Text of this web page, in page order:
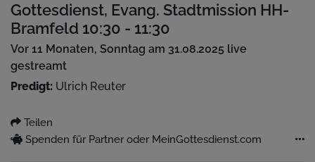
Gottesdienst, Evang. Stadtmission HH-
Bramfeld 10:30 - 11:30
Vor 11 Monaten, Sonntag am 31.08.2025 live
gestreamt
Predigt: Ulrich Reuter
Teilen
Spenden für Partner oder MeinGottesdienst.com